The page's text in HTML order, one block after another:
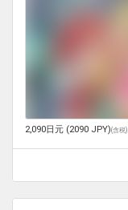
2,090日元 (2090 JPY)(含税)